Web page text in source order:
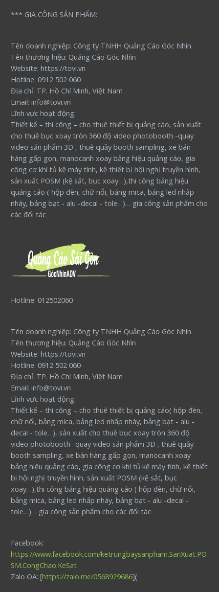
*** GIA CÔNG SẢN PHẨM:
Tên doanh nghiệp: Công ty TNHH Quảng Cáo Góc Nhìn
Tên thương hiệu: Quảng Cáo Góc Nhìn
Website: https://tovi.vn
Hotline: 0912 502 060
Địa chỉ: TP. Hồ Chí Minh, Việt Nam
Email: info@tovi.vn
Lĩnh vực hoạt động:
Thiết kế – thi công – cho thuê thiết bị quảng cáo, sản xuất
cho thuê bục xoay tròn 360 độ video photobooth -quay
video sản phẩm 3D , thuê quầy booth sampling, xe bán
hàng gấp gọn, manocanh xoay bảng hiệu quảng cáo, gia
công cơ khí tủ kệ máy tính, kệ thiết bị hội nghị truyền hình,
sản xuất POSM (kệ sắt, bục xoay…),thi công bảng hiệu
quảng cáo ( hộp đèn, chữ nổi, bảng mica, bảng led nhấp
nháy, bảng bạt - alu -decal - tole…)… gia công sản phẩm cho
các đối tác
Hotline: 012502060
Tên doanh nghiệp: Công ty TNHH Quảng Cáo Góc Nhìn
Tên thương hiệu: Quảng Cáo Góc Nhìn
Website: https://tovi.vn
Hotline: 0912 502 060
Địa chỉ: TP. Hồ Chí Minh, Việt Nam
Email: info@tovi.vn
Lĩnh vực hoạt động:
Thiết kế – thi công – cho thuê thiết bị quảng cáo( hộp đèn,
chữ nổi, bảng mica, bảng led nhấp nháy, bảng bạt - alu -
decal - tole…), sản xuất cho thuê bục xoay tròn 360 độ
video photobooth -quay video sản phẩm 3D , thuê quầy
booth sampling, xe bán hàng gấp gọn, manocanh xoay
bảng hiệu quảng cáo, gia công cơ khí tủ kệ máy tính, kệ thiết
bị hội nghị truyền hình, sản xuất POSM (kệ sắt, bục
xoay…),thi công bảng hiệu quảng cáo ( hộp đèn, chữ nổi,
bảng mica, bảng led nhấp nháy, bảng bạt - alu -decal -
tole…)… gia công sản phẩm cho các đối tác
Facebook:
https://www.facebook.com/ketrungbaysanpham.SanXuat.PO
SM.CongChao.KeSat
Zalo OA: [https://zalo.me/0568929686](